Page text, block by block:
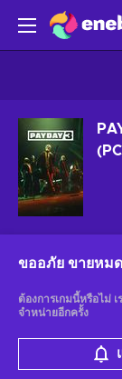
ขออภัย ขายหม
ต้องการเกมนี้หรือไม่
จำหน่ายอีกครั้ง